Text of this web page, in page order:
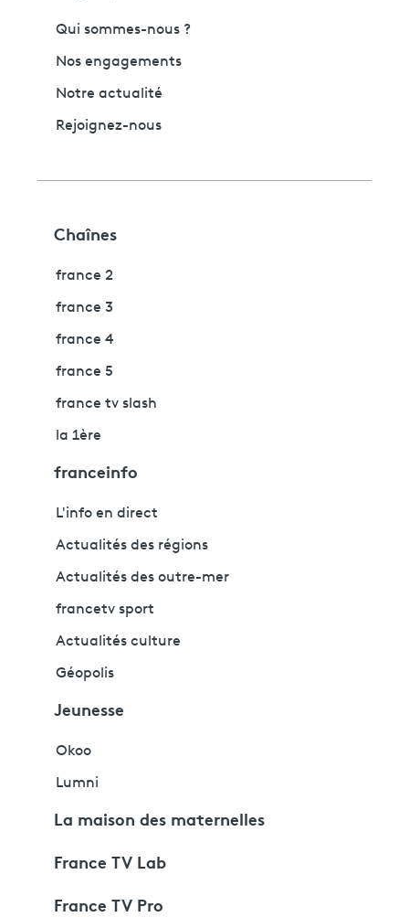
Qui sommes-nous ?
Nos engagements
Notre actualité
Rejoignez-nous
Chaînes
france 2
france 3
france 4
france 5
france tv slash
la 1ère
franceinfo
L'info en direct
Actualités des régions
Actualités des outre-mer
francetv sport
Actualités culture
Géopolis
Jeunesse
Okoo
Lumni
La maison des maternelles
France TV Lab
France TV Pro